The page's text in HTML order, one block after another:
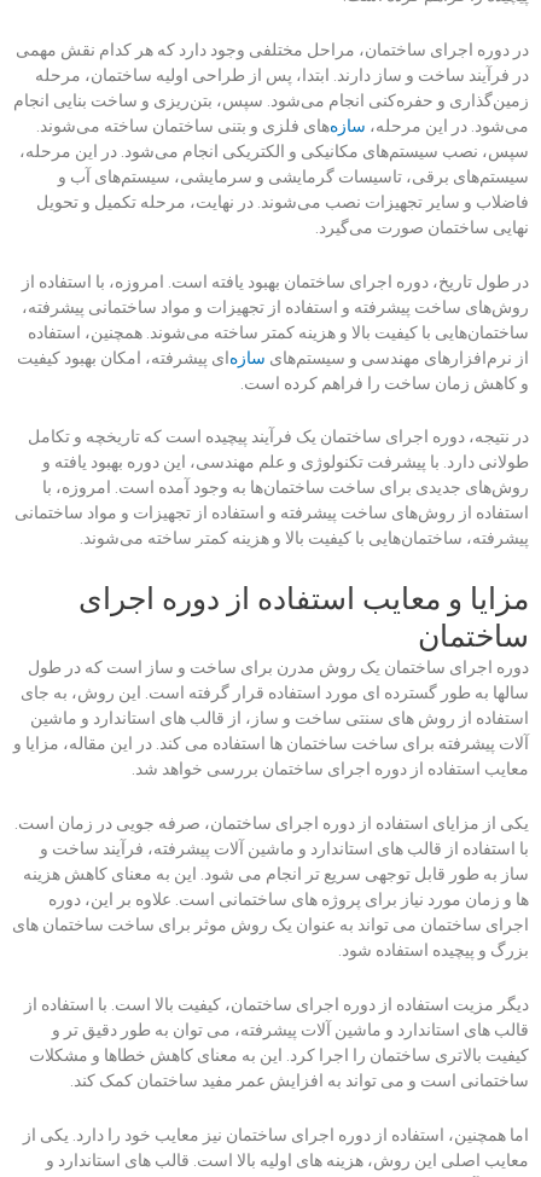
در دوره اجرای ساختمان، مراحل مختلفی وجود دارد که هر کدام نقش مهمی
در فرآیند ساخت و ساز دارند. ابتدا، پس از طراحی اولیه ساختمان، مرحله
زمین‌گذاری و حفره‌کنی انجام می‌شود. سپس، بتن‌ریزی و ساخت بنایی انجام
می‌شود. در این مرحله، سازه‌های فلزی و بتنی ساختمان ساخته می‌شوند.
سپس، نصب سیستم‌های مکانیکی و الکتریکی انجام می‌شود. در این مرحله،
سیستم‌های برقی، تاسیسات گرمایشی و سرمایشی، سیستم‌های آب و
فاضلاب و سایر تجهیزات نصب می‌شوند. در نهایت، مرحله تکمیل و تحویل
نهایی ساختمان صورت می‌گیرد.
در طول تاریخ، دوره اجرای ساختمان بهبود یافته است. امروزه، با استفاده از
روش‌های ساخت پیشرفته و استفاده از تجهیزات و مواد ساختمانی پیشرفته،
ساختمان‌هایی با کیفیت بالا و هزینه کمتر ساخته می‌شوند. همچنین، استفاده
از نرم‌افزارهای مهندسی و سیستم‌های سازه‌ای پیشرفته، امکان بهبود کیفیت
و کاهش زمان ساخت را فراهم کرده است.
در نتیجه، دوره اجرای ساختمان یک فرآیند پیچیده است که تاریخچه و تکامل
طولانی دارد. با پیشرفت تکنولوژی و علم مهندسی، این دوره بهبود یافته و
روش‌های جدیدی برای ساخت ساختمان‌ها به وجود آمده است. امروزه، با
استفاده از روش‌های ساخت پیشرفته و استفاده از تجهیزات و مواد ساختمانی
پیشرفته، ساختمان‌هایی با کیفیت بالا و هزینه کمتر ساخته می‌شوند.
مزایا و معایب استفاده از دوره اجرای
ساختمان
دوره اجرای ساختمان یک روش مدرن برای ساخت و ساز است که در طول
سالها به طور گسترده ای مورد استفاده قرار گرفته است. این روش، به جای
استفاده از روش های سنتی ساخت و ساز، از قالب های استاندارد و ماشین
آلات پیشرفته برای ساخت ساختمان ها استفاده می کند. در این مقاله، مزایا و
معایب استفاده از دوره اجرای ساختمان بررسی خواهد شد.
یکی از مزایای استفاده از دوره اجرای ساختمان، صرفه جویی در زمان است.
با استفاده از قالب های استاندارد و ماشین آلات پیشرفته، فرآیند ساخت و
ساز به طور قابل توجهی سریع تر انجام می شود. این به معنای کاهش هزینه
ها و زمان مورد نیاز برای پروژه های ساختمانی است. علاوه بر این، دوره
اجرای ساختمان می تواند به عنوان یک روش موثر برای ساخت ساختمان های
بزرگ و پیچیده استفاده شود.
دیگر مزیت استفاده از دوره اجرای ساختمان، کیفیت بالا است. با استفاده از
قالب های استاندارد و ماشین آلات پیشرفته، می توان به طور دقیق تر و
کیفیت بالاتری ساختمان را اجرا کرد. این به معنای کاهش خطاها و مشکلات
ساختمانی است و می تواند به افزایش عمر مفید ساختمان کمک کند.
اما همچنین، استفاده از دوره اجرای ساختمان نیز معایب خود را دارد. یکی از
معایب اصلی این روش، هزینه های اولیه بالا است. قالب های استاندارد و